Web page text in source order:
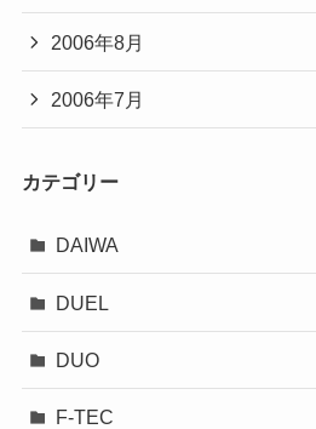
2006年8月
2006年7月
カテゴリー
DAIWA
DUEL
DUO
F-TEC